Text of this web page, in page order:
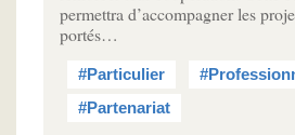
permettra d’accompagner les
portés…
#Particulier
#Partenariat